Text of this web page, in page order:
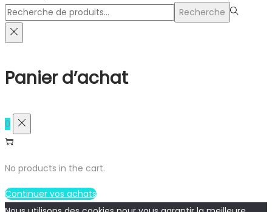
Rechercher
pour :>
Recherche
Panier d’achat
0
No products in the cart.
Continuer vos achats